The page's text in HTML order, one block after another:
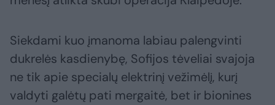
Siekdami kuo įmanoma labiau palengvinti
dukrelės kasdienybę, Sofijos tėveliai svajoja
ne tik apie specialų elektrinį vežimėlį, kurį
valdyti galėtų pati mergaitė, bet ir bionines